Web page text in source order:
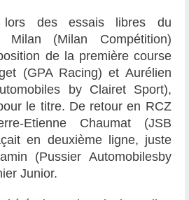
lors des essais libres du
Milan (Milan Compétition)
de la première course
(GPA Racing) et Aurélien
by Clairet Sport),
le titre. De retour en RCZ
Etienne Chaumat (JSB
en deuxième ligne, juste
(Pussier Automobilesby
Junior.